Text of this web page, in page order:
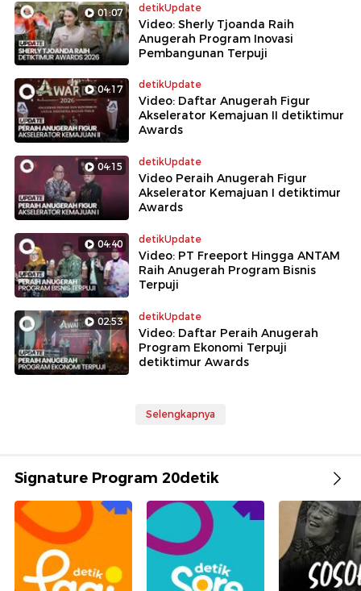
01:07 detikUpdate
Video: Sherly Tjoanda Raih
Anugerah Program Inovasi
Pembangunan Terpuji
04:17 detikUpdate
Video: Daftar Anugerah Figur
Akselerator Kemajuan II detiktimur
Awards
04:15 detikUpdate
Video Peraih Anugerah Figur
Akselerator Kemajuan I detiktimur
Awards
04:40 detikUpdate
Video: PT Freeport Hingga ANTAM
Raih Anugerah Program Bisnis
Terpuji
02:53 detikUpdate
Video: Daftar Peraih Anugerah
Program Ekonomi Terpuji
detiktimur Awards
Selengkapnya
Signature Program 20detik